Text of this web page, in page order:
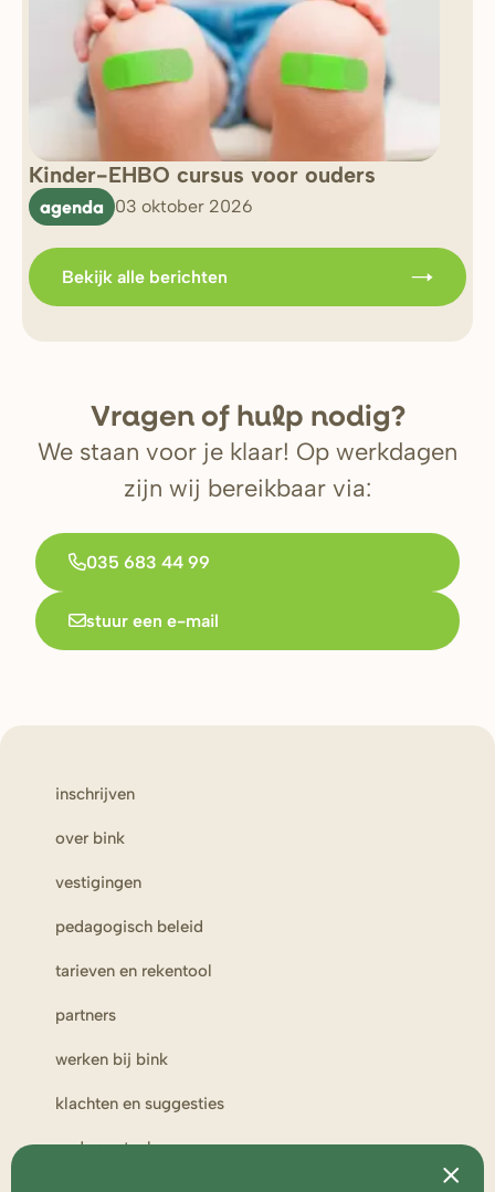
Kinder-EHBO cursus voor ouders
agenda 03 oktober 2026
Bekijk alle berichten
Vragen of hulp nodig?
We staan voor je klaar! Op werkdagen
zijn wij bereikbaar via:
035 683 44 99
stuur een e-mail
inschrijven
over bink
vestigingen
pedagogisch beleid
tarieven en rekentool
partners
werken bij bink
klachten en suggesties
ouderportaal